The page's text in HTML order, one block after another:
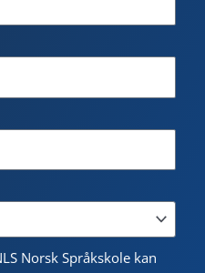
Norsk Språkskole kan